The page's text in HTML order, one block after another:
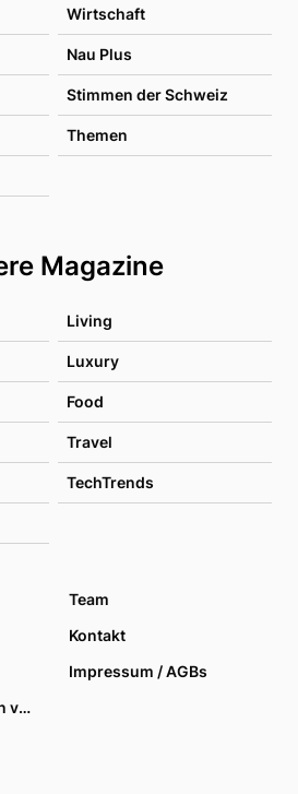
Wirtschaft
Nau Plus
Stimmen der Schweiz
Themen
Magazine
Living
Luxury
Food
Travel
TechTrends
Team
Kontakt
Impressum / AGBs
Datenschutzoptionen verwalten